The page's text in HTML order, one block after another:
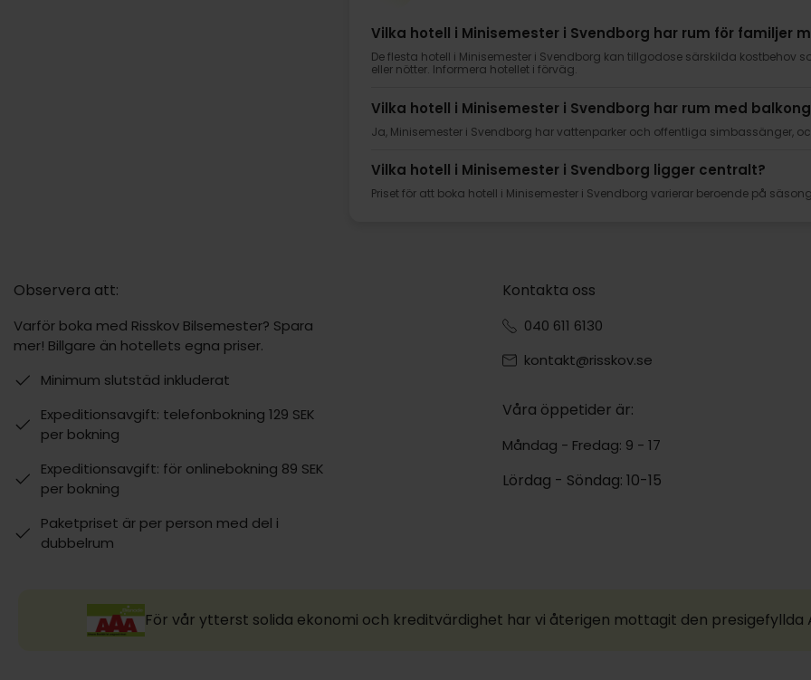
Vilka hotell i Minisemester i Svendborg har rum för familjer
De flesta hotell i Minisemester i Svendborg kan tillgodose särskilda kostbehov
eller nötter. Informera hotellet i förväg.
Vilka hotell i Minisemester i Svendborg har rum med
Ja, Minisemester i Svendborg har vattenparker och offentliga simbassänger,
Vilka hotell i Minisemester i Svendborg ligger centralt?
Priset för att boka hotell i Minisemester i Svendborg varierar beroende på
Observera att:
Varför boka med Risskov Bilsemester? Spara
mer! Billgare än hotellets egna priser.
Minimum slutstäd inkluderat
Expeditionsavgift: telefonbokning 129 SEK
per bokning
Expeditionsavgift: för onlinebokning 89 SEK
per bokning
Paketpriset är per person med del i
dubbelrum
Kontakta oss
040 611 6130
kontakt@risskov.se
Våra öppetider är:
Måndag - Fredag: 9 - 17
Lördag - Söndag: 10-15
För vår ytterst solida ekonomi och kreditvärdighet har vi återigen mottagit den presigefyllda